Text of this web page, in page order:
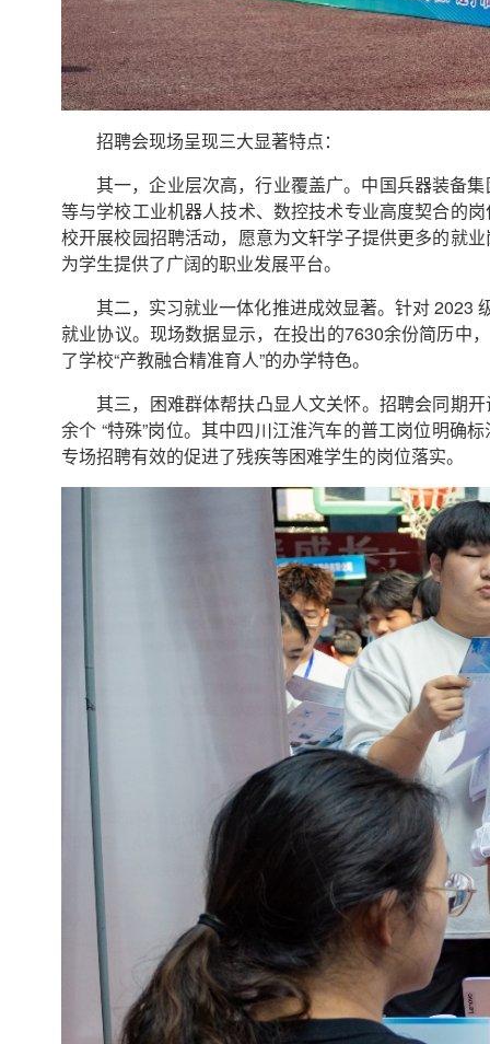
招聘会现场呈现三大显著特点：
其一，企业层次高，行业覆盖广。 中国兵器装备
等与学校工业机器人技术、数控技术专业高度契合的
校开展校园招聘活动，愿意为文轩学子提供更多的就
为学生提供了广阔的职业发展平台。
其二，实习就业一体化推进成效显著。针对 2023
就业协议。现场数据显示，在投出的7630余份简历中
了学校“产教融合精准育人”的办学特色。
其三，困难群体帮扶凸显人文关怀。招聘会同期
余个 “特殊”岗位。其中四川江淮汽车的普工岗位明确
专场招聘有效的促进了残疾等困难学生的岗位落实。